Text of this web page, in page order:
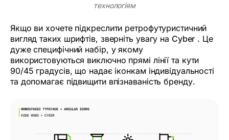
технологіям
Якщо ви хочете підкреслити ретрофутуристичний
вигляд таких шрифтів, зверніть увагу на Cyber ​. Це
дуже специфічний набір, у якому
використовуються виключно прямі лінії та кути
90/45 градусів, що надає іконкам індивідуальності
та допомагає підвищити впізнаваність бренду.